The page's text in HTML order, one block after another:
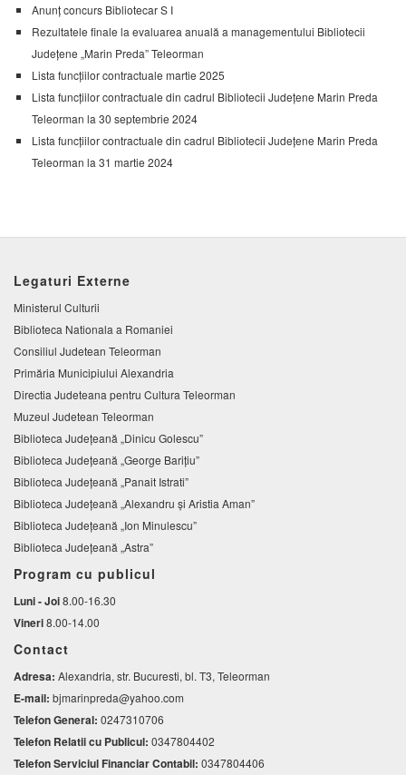
Anunț concurs Bibliotecar S I
Rezultatele finale la evaluarea anuală a managementului Bibliotecii
Județene „Marin Preda” Teleorman
Lista funcțiilor contractuale martie 2025
Lista funcțiilor contractuale din cadrul Bibliotecii Județene Marin Preda
Teleorman la 30 septembrie 2024
Lista funcțiilor contractuale din cadrul Bibliotecii Județene Marin Preda
Teleorman la 31 martie 2024
Legaturi Externe
Ministerul Culturii
Biblioteca Nationala a Romaniei
Consiliul Judetean Teleorman
Primăria Municipiului Alexandria
Directia Judeteana pentru Cultura Teleorman
Muzeul Judetean Teleorman
Biblioteca Judeţeană „Dinicu Golescu”
Biblioteca Județeană „George Barițiu”
Biblioteca Judeţeană „Panait Istrati”
Biblioteca Judeţeană „Alexandru şi Aristia Aman”
Biblioteca Judeţeană „Ion Minulescu”
Biblioteca Județeană „Astra”
Program cu publicul
Luni - Joi8.00-16.30
Vineri8.00-14.00
Contact
Adresa: Alexandria, str. Bucuresti, bl. T3, Teleorman
E-mail: bjmarinpreda@yahoo.com
Telefon General: 0247310706
Telefon Relatii cu Publicul: 0347804402
Telefon Serviciul Financiar Contabil: 0347804406